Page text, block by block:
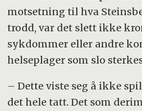
motsetning til hva
trodd, var det slett ikke
sykdommer eller andre
helseplager som slo
– Dette viste seg å ikke
det hele tatt. Det som